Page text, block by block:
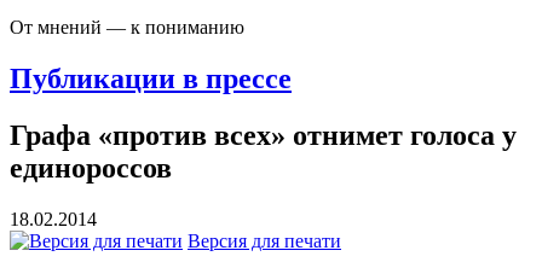
От мнений — к пониманию
Публикации в прессе
Графа «против всех» отнимет голоса у
единороссов
18.02.2014
Версия для печати